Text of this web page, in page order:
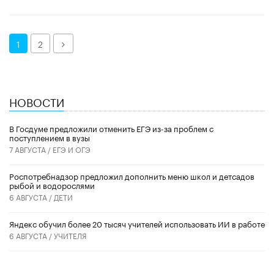
1 2 Далее
НОВОСТИ
В Госдуме предложили отменить ЕГЭ из-за проблем с
поступлением в вузы
7 АВГУСТА / ЕГЭ И ОГЭ
Роспотребнадзор предложил дополнить меню школ и детсадов
рыбой и водорослями
6 АВГУСТА / ДЕТИ
​Яндекс обучил более 20 тысяч учителей использовать ИИ в работе
6 АВГУСТА /УЧИТЕЛЯ